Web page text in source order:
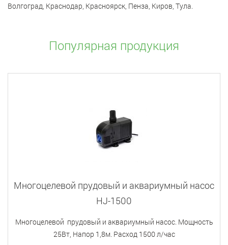
Волгоград, Краснодар, Красноярск, Пенза, Киров, Тула.
Популярная продукция
Многоцелевой прудовый и аквариумный насос
HJ-1500
Многоцелевой прудовый и аквариумный насос. Мощность
25Вт, Напор 1,8м. Расход 1500 л/час